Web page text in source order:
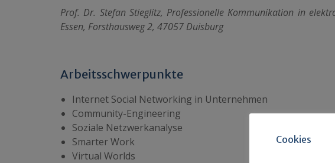
Prof. Dr. Stefan Stieglitz, Professionelle Kommunikation in
Essen, Forsthausweg 2, 47057 Duisburg
Arbeitsschwerpunkte
Internet Social Networking in Unternehmen
Community-Engineering
Soziale Netzwerkanalyse
Smarter Work
Virtual Worlds
Cookies